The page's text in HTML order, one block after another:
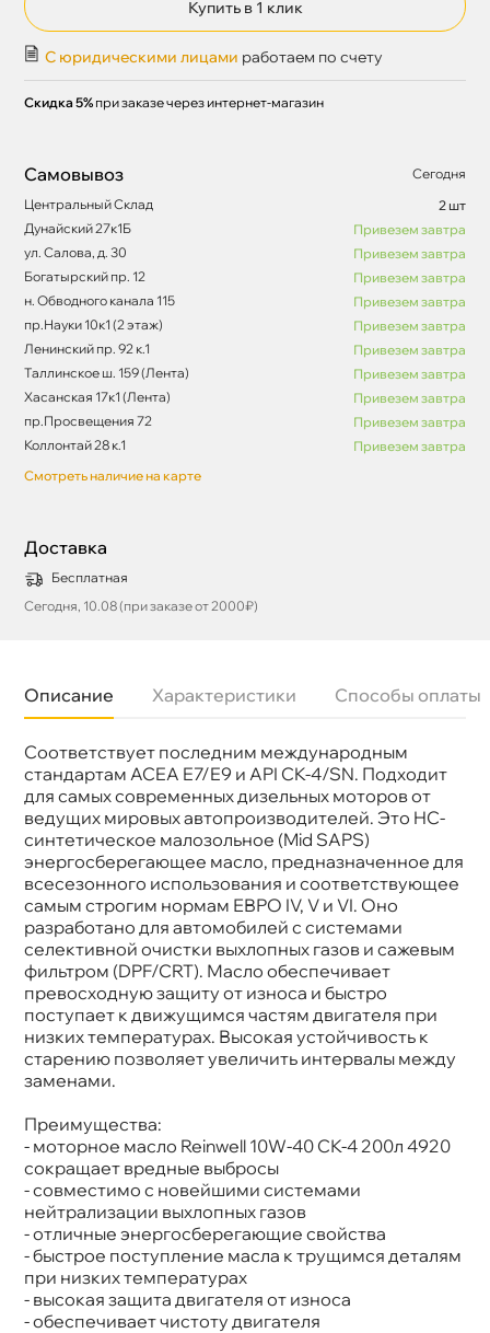
Купить в 1 клик
С юридическими лицами работаем по счету
Скидка 5% при заказе через интернет-магазин
Самовывоз
Сегодня
Центральный Склад
2 шт
Дунайский 27к1Б
Привезем завтра
ул. Салова, д. 30
Привезем завтра
Богатырский пр. 12
Привезем завтра
н. Обводного канала 115
Привезем завтра
пр.Науки 10к1 (2 этаж)
Привезем завтра
Ленинский пр. 92 к.1
Привезем завтра
Таллинское ш. 159 (Лента)
Привезем завтра
Хасанская 17к1 (Лента)
Привезем завтра
пр.Просвещения 72
Привезем завтра
Коллонтай 28 к.1
Привезем завтра
Смотреть наличие на карте
Доставка
Бесплатная
Сегодня, 10.08 (при заказе от 2000₽)
Описание Характеристики Способы оплаты
Соответствует последним международным
стандартам ACEA E7/E9 и API CK-4/SN. Подходит
для самых современных дизельных моторов от
едущих мировых автопроизводителей. Это HC-
синтетическое малозольное (Mid SAPS)
энергосберегающее масло, предназначенное для
сесезонного использования и соответствующее
самым строгим нормам ЕВРО IV, V и VI. Оно
разработано для автомобилей с системами
селективной очистки выхлопных газов и сажевым
фильтром (DPF/CRT). Масло обеспечивает
превосходную защиту от износа и быстро
поступает к движущимся частям двигателя при
низких температурах. Высокая устойчивость к
старению позволяет увеличить интервалы между
заменами.
Преимущества:
- моторное масло Reinwell 10W-40 CК-4 200л 4920
сокращает вредные выбросы
- совместимо с новейшими системами
нейтрализации выхлопных газо
- отличные энергосберегающие свойства
- быстрое поступление масла к трущимся деталям
при низких температурах
- высокая защита двигателя от износа
- обеспечивает чистоту двигателя
Объем
200л
4920/12818